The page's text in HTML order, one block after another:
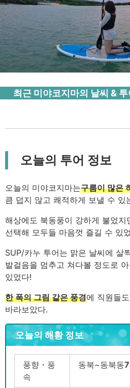
최근 미야코지마의 날씨 &
오늘의 투어 정보
오늘의 미야코지마는구름이 많은
큼 덥지 않고 쾌적하게 보낼 수 있
해상에도 북동풍이 강하게 불었지
선택해 모두들 마음껏 즐길 수 있
SUP/카누 투어는 맑은 날씨에 살
발걸음을 멈추고 쳐다볼 정도로
있었다!
한 폭의 그림 같은 풍경에 직원들
바라보았다.
오늘의 해황 정보
풍향・풍
속
동북~동북동